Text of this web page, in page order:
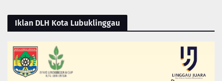
Iklan DLH Kota Lubuklinggau